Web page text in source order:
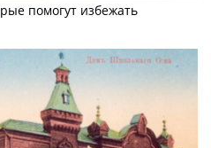
помогут избежать